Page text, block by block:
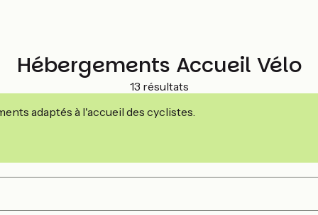
Hébergements Accueil Vélo
13 résultats
adaptés à l'accueil des cyclistes.